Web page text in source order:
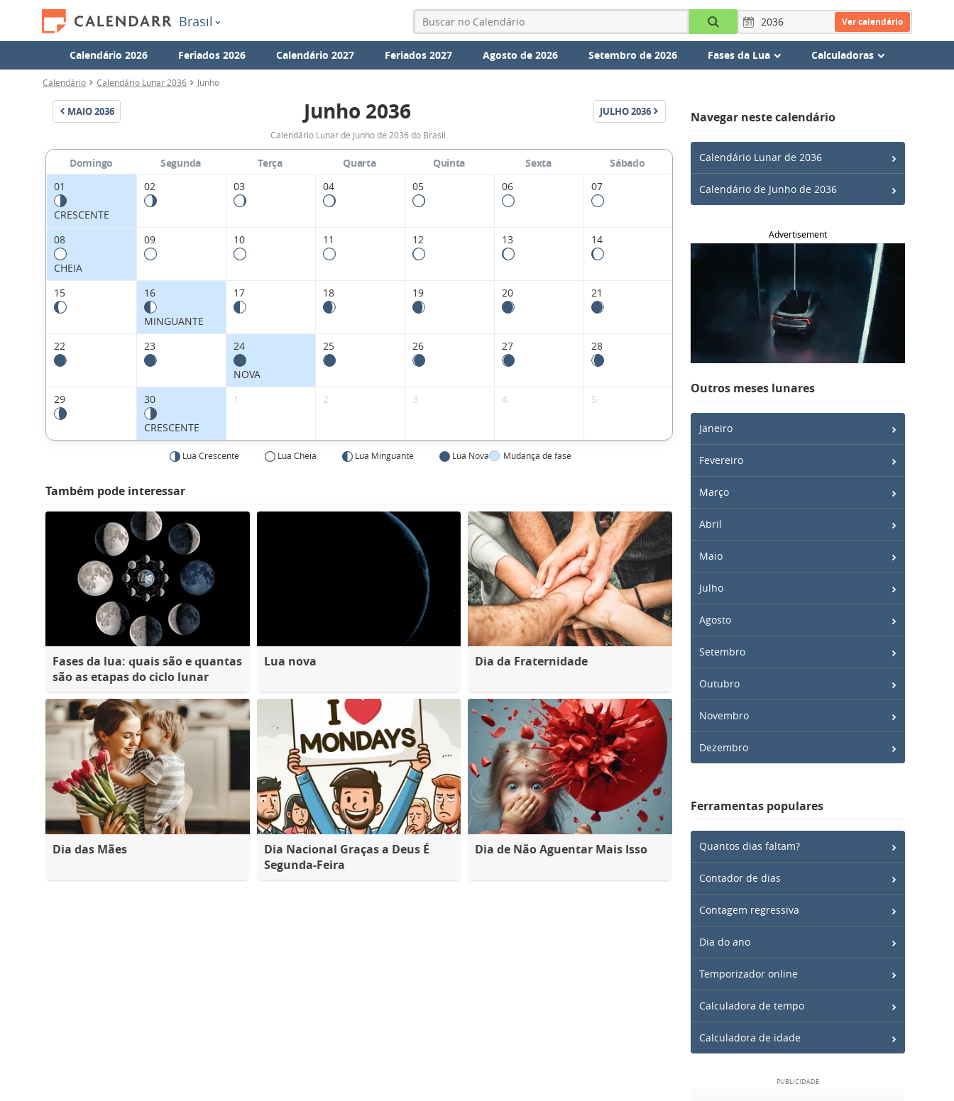
Brasil Ver calendário
Calendário 2026 Feriados 2026 Calendário 2027 Feriados 2027 Agosto de 2026 Setembro de 2026 Fases da Lua Calculadoras
Calendário Calendário Lunar 2036 Junho
MAIO2036
Fases
da
Lua
Junho 2036 JULHO2036
Calendário Lunar de Junho de 2036 do Brasil.
Domingo Segunda Terça Quarta Quinta Sexta
Sábado
01
CRESCENTE
02 03 04 05 06 07
08
CHEIA
09 10 11 12 13 14
15 16
MINGUANTE
17 18 19 20 21
22 23 24
NOVA
25 26 27 28
29 30
CRESCENTE
1 2 3 4 5
Lua Crescente Lua Cheia Lua Minguante Lua Nova Mudança de fase
Também pode interessar
Fases da lua: quais são e quantas
são as etapas do ciclo lunar
Lua nova Dia da Fraternidade
Dia das Mães
Dia Nacional Graças a Deus É
Segunda-Feira
Dia de Não Aguentar Mais Isso
Navegar neste calendário
Calendário Lunar de 2036
Calendário de Junho de 2036
Advertisement
Outros meses lunares
Janeiro
Fevereiro
Março
Abril
Maio
Julho
Agosto
Setembro
Outubro
Novembro
Dezembro
Ferramentas populares
Quantos dias faltam?
Contador de dias
Contagem regressiva
Dia do ano
Temporizador online
Calculadora de tempo
Calculadora de idade